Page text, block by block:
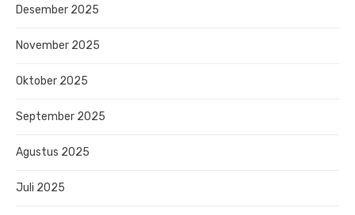
Desember 2025
November 2025
Oktober 2025
September 2025
Agustus 2025
Juli 2025